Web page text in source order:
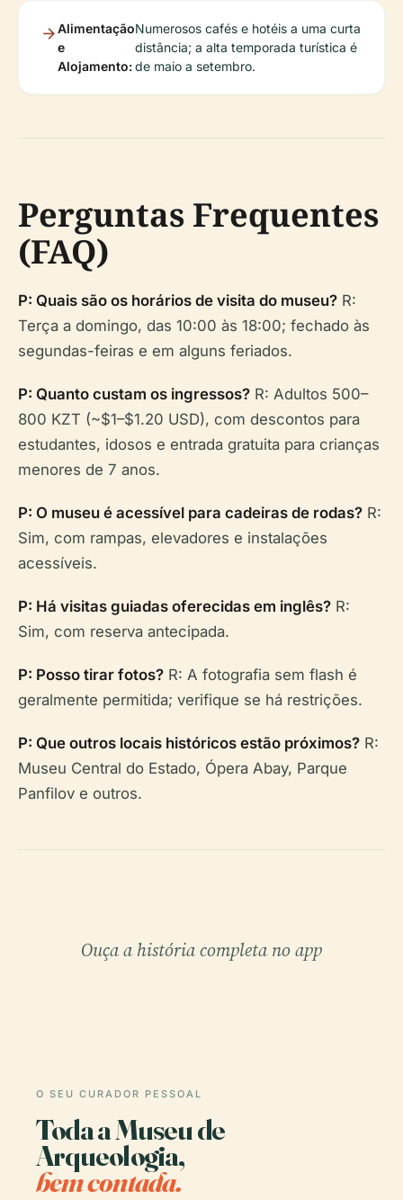
Alimentação
e
Alojamento:
Numerosos cafés e hotéis a uma curta
distância; a alta temporada turística é
de maio a setembro.
Perguntas Frequentes
(FAQ)
P: Quais são os horários de visita do museu? R:
Terça a domingo, das 10:00 às 18:00; fechado às
segundas-feiras e em alguns feriados.
P: Quanto custam os ingressos? R: Adultos 500–
800 KZT (~$1–$1.20 USD), com descontos para
estudantes, idosos e entrada gratuita para crianças
menores de 7 anos.
P: O museu é acessível para cadeiras de rodas? R:
Sim, com rampas, elevadores e instalações
acessíveis.
P: Há visitas guiadas oferecidas em inglês? R:
Sim, com reserva antecipada.
P: Posso tirar fotos? R: A fotografia sem flash é
geralmente permitida; verifique se há restrições.
P: Que outros locais históricos estão próximos? R:
Museu Central do Estado, Ópera Abay, Parque
Panfilov e outros.
Ouça a história completa no app
O SEU CURADOR PESSOAL
Toda a Museu de
Arqueologia,
bem contada.